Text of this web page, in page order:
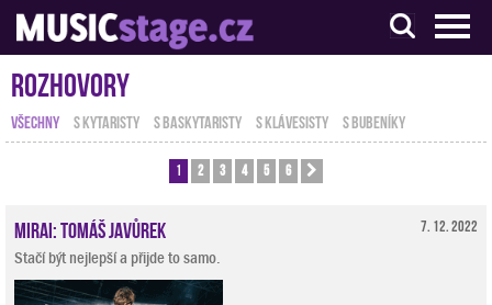
S muzikanty pro muzikanty
Rozhovory
VŠECHNY S KYTARISTY S BASKYTARISTY S KLÁVESISTY S BUBENÍKY
1 2 3 4 5 6
7. 12. 2022
Mirai: Tomáš Javůrek
Stačí být nejlepší a přijde to samo.